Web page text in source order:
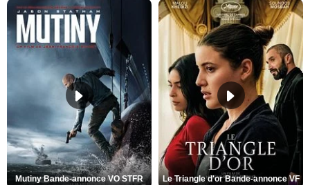
Mutiny Bande-annonce VO STFR Le Triangle d'or Bande-annonce VF